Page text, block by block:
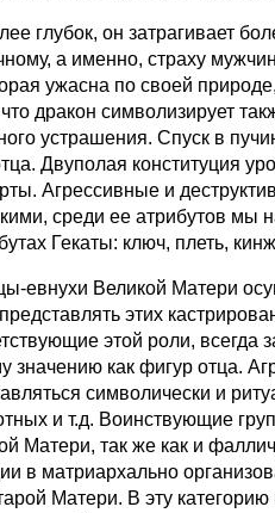
глубок, он затрагивает
а именно, страху
ужасна по своей
дракон символизирует
устрашения. Спуск в
Двуполая конституция
Агрессивные и
среди ее атрибутов мы
Гекаты: ключ, плеть,
евнухи Великой Матери
этих
этой роли, всегда
значению как фигур отца.
символически и
и т.д. Воинствующие
Матери, так же как и
в матриархально
Матери. В эту